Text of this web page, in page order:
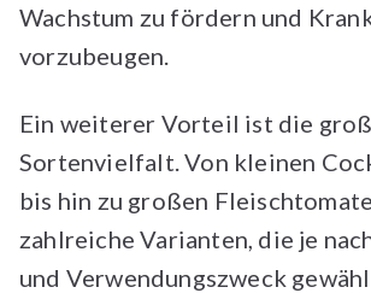
Wachstum zu fördern und
vorzubeugen.
Ein weiterer Vorteil ist die
Sortenvielfalt. Von kleinen
bis hin zu großen
zahlreiche Varianten, die je
und Verwendungszweck